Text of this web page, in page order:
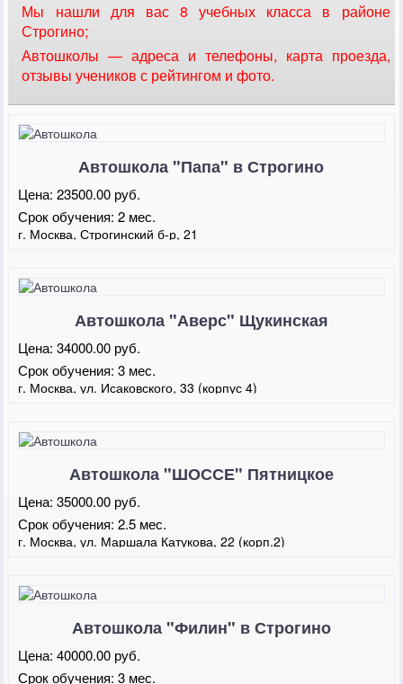
Мы нашли для вас 8 учебных класса в районе
Строгино;
Автошколы — адреса и телефоны, карта проезда,
отзывы учеников с рейтингом и фото.
Автошкола "Папа" в Строгино
Цена:23500.00 руб.
Срок обучения:2 мес.
г. Москва, Строгинский б-р, 21
Автошкола "Аверс" Щукинская
Цена:34000.00 руб.
Срок обучения:3 мес.
г. Москва, ул. Исаковского, 33 (корпус 4)
Автошкола "ШОССЕ" Пятницкое
Цена:35000.00 руб.
Срок обучения:2.5 мес.
г. Москва, ул. Маршала Катукова, 22 (корп.2)
Автошкола "Филин" в Строгино
Цена:40000.00 руб.
Срок обучения:3 мес.